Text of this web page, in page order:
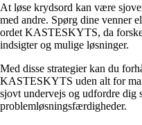
At løse krydsord kan være
med andre. Spørg dine venner
ordet KASTESKYTS, da
indsigter og mulige løsninger.
Med disse strategier kan du
KASTESKYTS uden alt for
sjovt undervejs og udfordre
problemløsningsfærdigheder.